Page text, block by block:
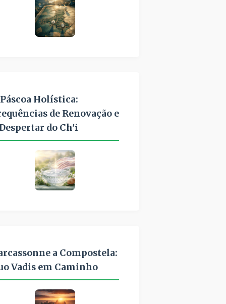
Holística:
de Renovação e
do Ch'i
a Compostela:
Vadis em Caminho